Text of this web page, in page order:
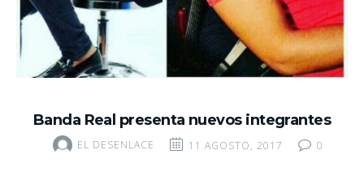
Banda Real presenta nuevos integrantes
EL DESENLACE 11 AGOSTO, 2017 0